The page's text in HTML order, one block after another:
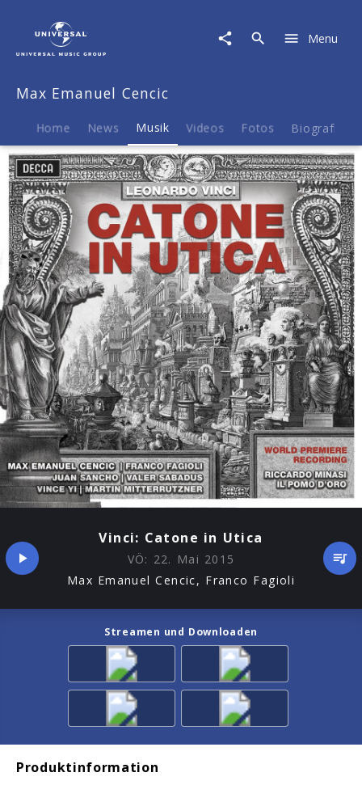
Catone
in
Utica
Menu
Max Emanuel Cencic
Home News Musik Videos Fotos Biografie
Vinci: Catone in Utica
VÖ: 22. Mai 2015
Max Emanuel Cencic, Franco Fagioli
Streamen und Downloaden
Produktinformation